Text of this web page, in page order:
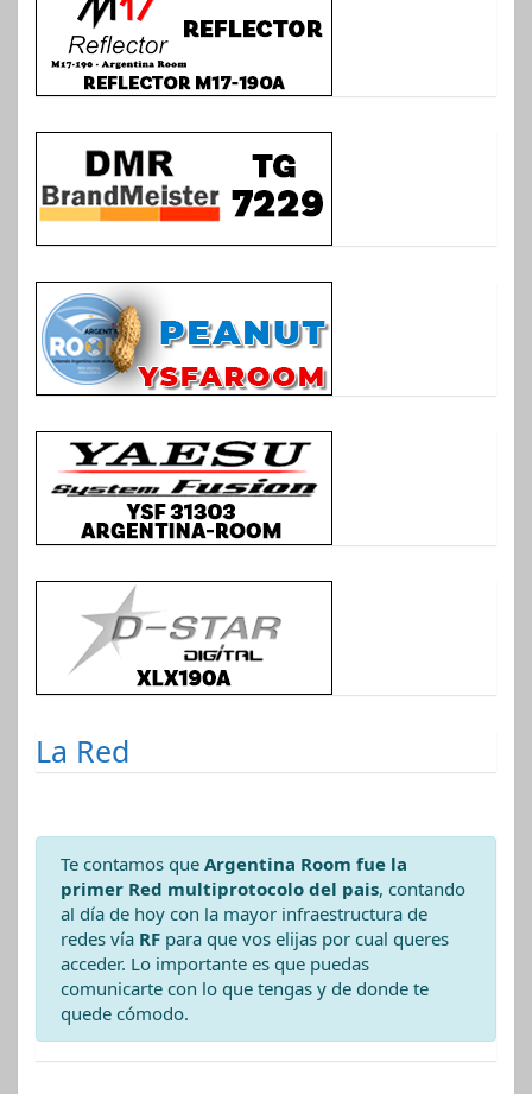
La Red
Te contamos que Argentina Room fue la
primer Red multiprotocolo del pais, contando
al día de hoy con la mayor infraestructura de
redes vía RF para que vos elijas por cual queres
acceder. Lo importante es que puedas
comunicarte con lo que tengas y de donde te
quede cómodo.